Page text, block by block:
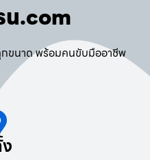
น.com
กขนาด พร้อมคนขับมืออาชีพ